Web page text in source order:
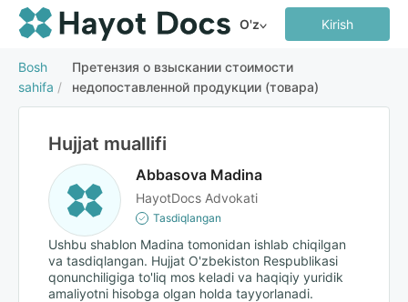
O'z Kirish
Bosh
sahifa /
Претензия о взыскании стоимости
недопоставленной продукции (товара)
Hujjat muallifi
Abbasova Madina
HayotDocs Advokati
Tasdiqlangan
Ushbu shablon Madina tomonidan ishlab chiqilgan
va tasdiqlangan. Hujjat O'zbekiston Respublikasi
qonunchiligiga to'liq mos keladi va haqiqiy yuridik
amaliyotni hisobga olgan holda tayyorlanadi.